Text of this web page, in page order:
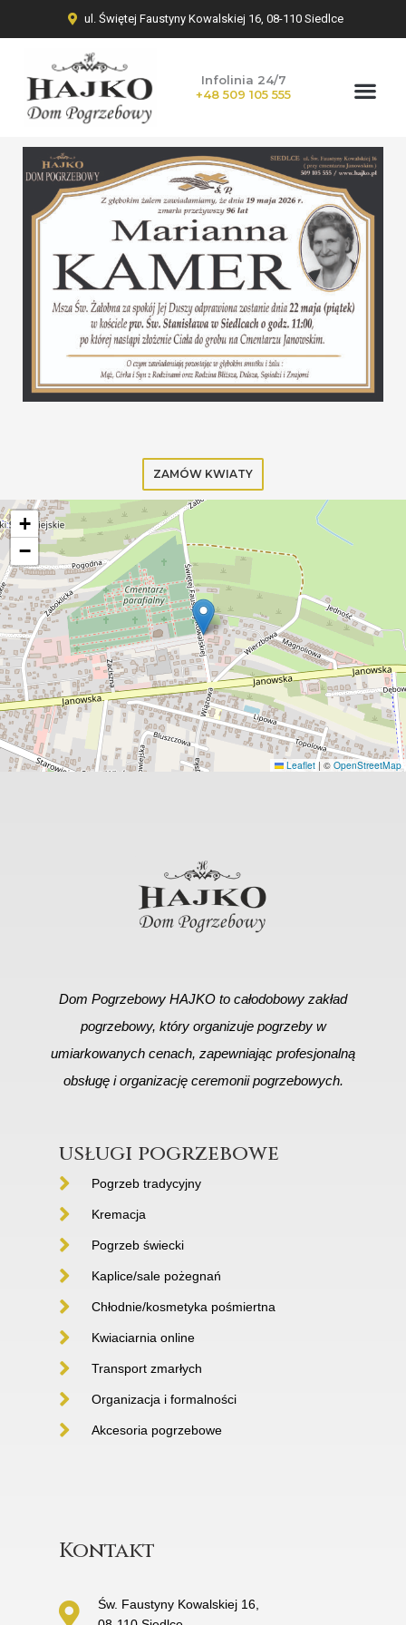
ul. Świętej Faustyny Kowalskiej 16, 08-110 Siedlce
Infolinia 24/7
+48 509 105 555
ZAMÓW KWIATY
+
−
Leaflet | © OpenStreetMap
Dom Pogrzebowy HAJKO to całodobowy zakład
pogrzebowy, który organizuje pogrzeby w
umiarkowanych cenach, zapewniając profesjonalną
obsługę i organizację ceremonii pogrzebowych.
usługi pogrzebowe
Pogrzeb tradycyjny
Kremacja
Pogrzeb świecki
Kaplice/sale pożegnań
Chłodnie/kosmetyka pośmiertna
Kwiaciarnia online
Transport zmarłych
Organizacja i formalności
Akcesoria pogrzebowe
Kontakt
Św. Faustyny Kowalskiej 16,